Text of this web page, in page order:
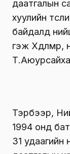
даатгалын
хуулийн
байдалд
гэж
Тэрбээр,
1994 онд
31 удаагийн